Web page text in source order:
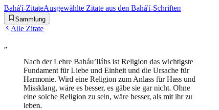
Bahá'í-ZitateAusgewählte Zitate aus den Bahá'í-Schriften
Sammlung
Alle Zitate
„
Nach der Lehre Baháu’lláhs ist Religion das wichtigste
Fundament für Liebe und Einheit und die Ursache für
Harmonie. Wird eine Religion zum Anlass für Hass und
Missklang, wäre es besser, es gäbe sie gar nicht. Ohne
eine solche Religion zu sein, wäre besser, als mit ihr zu
leben.